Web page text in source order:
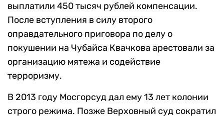
выплатили 450 тысяч рублей компенсации.
После вступления в силу второго
оправдательного приговора по делу о
покушении на Чубайса Квачкова арестовали за
организацию мятежа и содействие
терроризму.
В 2013 году Мосгорсуд дал ему 13 лет колонии
строго режима. Позже Верховный суд сократил